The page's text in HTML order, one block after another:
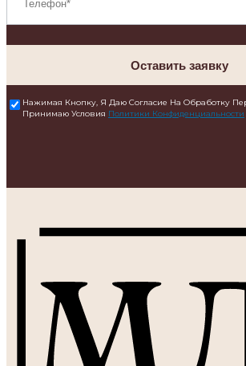
Оставить заявку
Нажимая Кнопку, Я Даю Согласие На Обработку
Принимаю Условия Политики Конфиденциальности